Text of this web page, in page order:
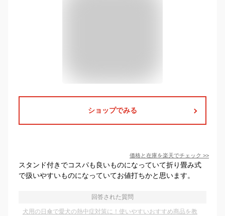
ショップでみる
価格と在庫を楽天でチェック >>
スタンド付きでコスパも良いものになっていて折り畳み式
で扱いやすいものになっていてお値打ちかと思います。
回答された質問
犬用の日傘で愛犬の熱中症対策に！使いやすいおすすめ商品を教